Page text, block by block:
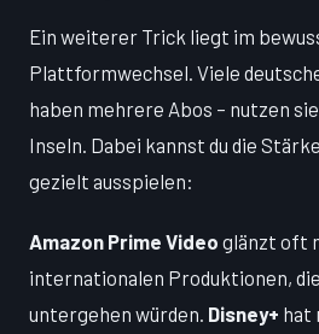
Ein weiterer Trick liegt im
Plattformwechsel. Viele
haben mehrere Abos – nutzen
Inseln. Dabei kannst du die
gezielt ausspielen:
Amazon Prime Video glänzt oft
internationalen Produktionen,
untergehen würden. Disney+ hat